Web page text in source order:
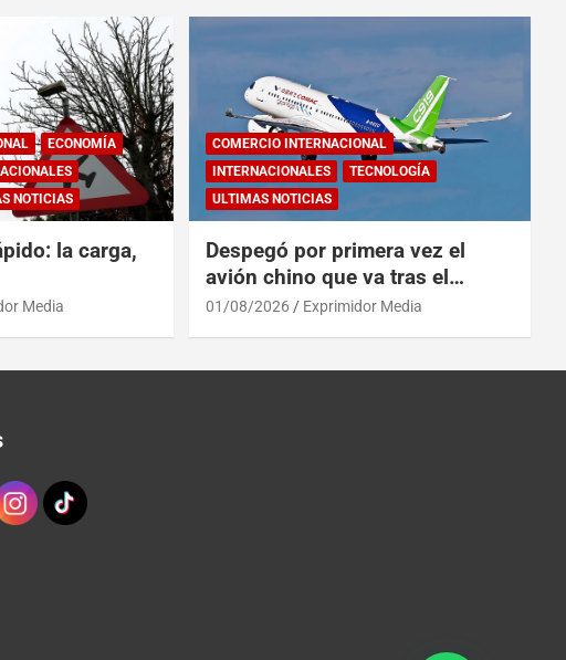
ECONOMÍA
NOTICIAS
la carga,
Media
COMERCIO INTERNACIONAL
INTERNACIONALES
TECNOLOGÍA
ULTIMAS NOTICIAS
Despegó por primera vez el
avión chino que va tras el
reinado del A319 en el Tíbet
01/08/2026 Exprimidor Media